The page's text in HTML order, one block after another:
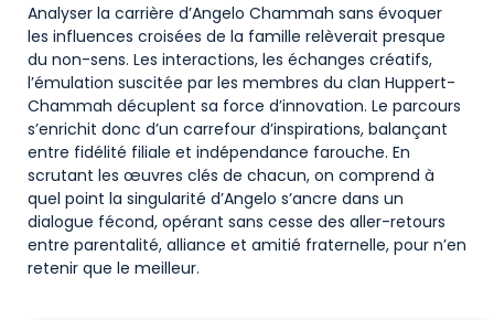
Analyser la carrière d’Angelo Chammah sans évoquer
les influences croisées de la famille relèverait presque
du non-sens. Les interactions, les échanges créatifs,
l’émulation suscitée par les membres du clan Huppert-
Chammah décuplent sa force d’innovation. Le parcours
s’enrichit donc d’un carrefour d’inspirations, balançant
entre fidélité filiale et indépendance farouche. En
scrutant les œuvres clés de chacun, on comprend à
quel point la singularité d’Angelo s’ancre dans un
dialogue fécond, opérant sans cesse des aller-retours
entre parentalité, alliance et amitié fraternelle, pour n’en
retenir que le meilleur.